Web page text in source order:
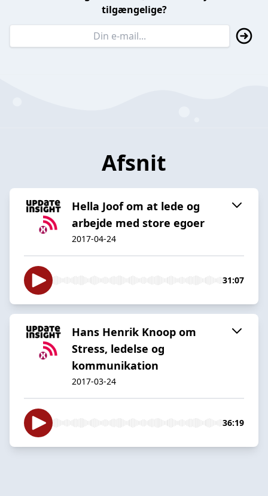
tilgængelige?
Afsnit
Hella Joof om at lede og
arbejde med store egoer
2017-04-24
31:07
Hans Henrik Knoop om
Stress, ledelse og
kommunikation
2017-03-24
36:19